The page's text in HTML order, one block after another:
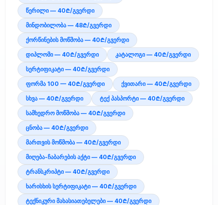
წერილი — 40₾/გვერდი
მინდობილობა — 48₾/გვერდი
ქორწინების მოწმობა — 40₾/გვერდი
დიპლომი — 40₾/გვერდი
კატალოგი — 40₾/გვერდი
სერტიფიკატი — 40₾/გვერდი
ფორმა 100 — 40₾/გვერდი
ქვითარი — 40₾/გვერდი
სხვა — 40₾/გვერდი
ტექ პასპორტი — 40₾/გვერდი
სამხედრო მოწმობა — 40₾/გვერდი
ცნობა — 40₾/გვერდი
მართვის მოწმობა — 40₾/გვერდი
მიღება-ჩაბარების აქტი — 40₾/გვერდი
ტრანსკრიპტი — 40₾/გვერდი
ხარისხის სერტიფიკატი — 40₾/გვერდი
ტექნიკური მახასიათებელები — 40₾/გვერდი